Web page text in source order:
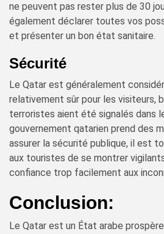
ne peuvent pas rester plus de 30
également déclarer toutes vos
et présenter un bon état sanitaire.
Sécurité
Le Qatar est généralement
relativement sûr pour les visiteurs,
terroristes aient été signalés dans
gouvernement qatarien prend des
assurer la sécurité publique, il est
aux touristes de se montrer
confiance trop facilement aux
Conclusion:
Le Qatar est un État arabe